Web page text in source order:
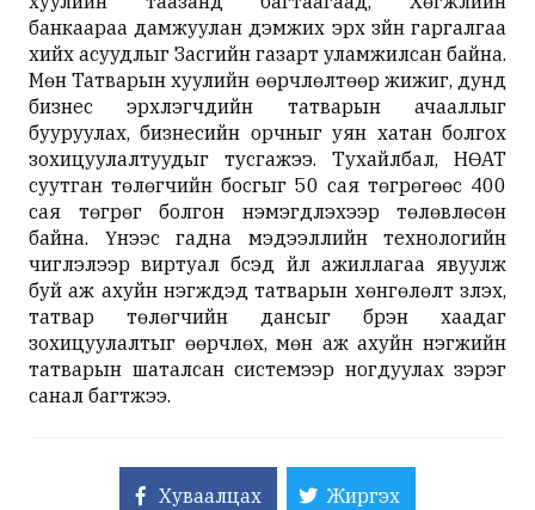
банкаараа дамжуулан дэмжих эрх зүйн гаргалгаа
хийх асуудлыг Засгийн газарт уламжилсан байна.
Мөн Татварын хуулийн өөрчлөлтөөр жижиг, дунд
бизнес эрхлэгчдийн татварын ачааллыг
бууруулах, бизнесийн орчныг уян хатан болгох
зохицуулалтуудыг тусгажээ. Тухайлбал, НӨАТ
суутган төлөгчийн босгыг 50 сая төгрөгөөс 400
сая төгрөг болгон нэмэгдүүлэхээр төлөвлөсөн
байна. Үүнээс гадна мэдээллийн технологийн
чиглэлээр виртуал бүсэд үйл ажиллагаа явуулж
буй аж ахуйн нэгжүүдэд татварын хөнгөлөлт үзүүлэх,
татвар төлөгчийн дансыг бүрэн хаадаг
зохицуулалтыг өөрчлөх, мөн аж ахуйн нэгжийн
татварын шаталсан системээр ногдуулах зэрэг
санал багтжээ.
Хуваалцах Жиргэх